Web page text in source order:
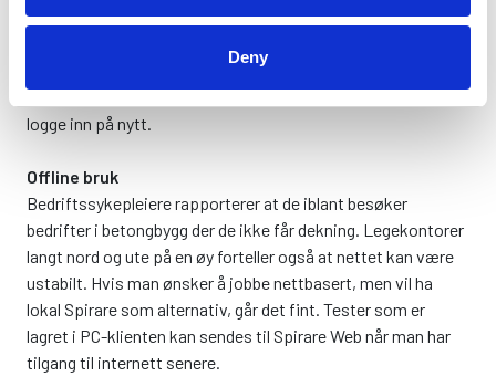
Deny
sammenligne og analysere pasientundersøkelser mer
effektivt enn med tradisjonelle PDF-integrasjoner.
Dersom EPJ-en bruker HelseID til pålogging, slipper du å
logge inn på nytt.
Offline bruk
Bedriftssykepleiere rapporterer at de iblant besøker
bedrifter i betongbygg der de ikke får dekning. Legekontorer
langt nord og ute på en øy forteller også at nettet kan være
ustabilt. Hvis man ønsker å jobbe nettbasert, men vil ha
lokal Spirare som alternativ, går det fint. Tester som er
lagret i PC-klienten kan sendes til Spirare Web når man har
tilgang til internett senere.